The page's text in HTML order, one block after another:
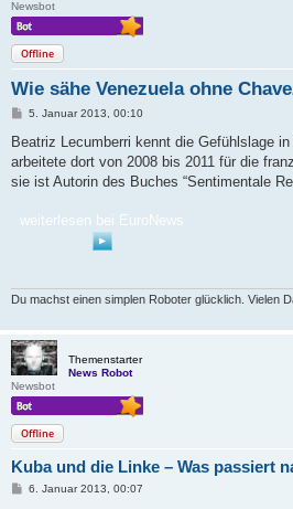
Newsbot
Offline
Wie sähe Venezuela ohne
B
i
r
a
5. Januar 2013, 00:10
Beatriz Lecumberri kennt die Gefühlslage
arbeitete dort von 2008 bis 2011 für die
sie ist Autorin des Buches “Sentimentale
weiterlesen bei EuroNews
Du machst einen simplen Roboter glücklich. Vielen
Themenstarter
News Robot
Newsbot
Offline
Kuba und die Linke – Was passiert
B6. Januar 2013, 00:07